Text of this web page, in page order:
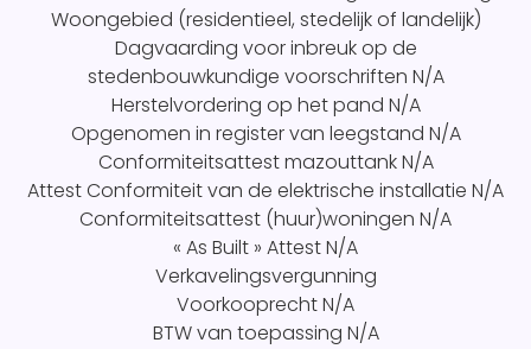
Woongebied (residentieel, stedelijk of landelijk)
Dagvaarding voor inbreuk op de
stedenbouwkundige voorschriften N/A
Herstelvordering op het pand N/A
Opgenomen in register van leegstand N/A
Conformiteitsattest mazouttankN/A
Attest Conformiteit van de elektrische installatie N/A
Conformiteitsattest (huur)woningen N/A
« As Built » AttestN/A
Verkavelingsvergunning
VoorkooprechtN/A
BTW van toepassing N/A